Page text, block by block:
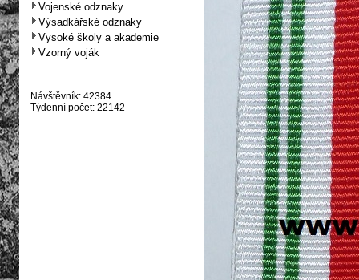
Vojenské odznaky
Výsadkářské odznaky
Vysoké školy a akademie
Vzorný voják
Návštěvník: 42384
Týdenní počet: 22142